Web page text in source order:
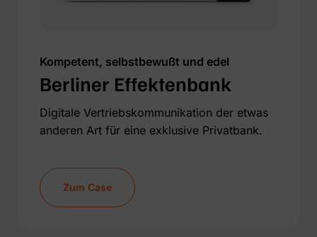
Kompetent, selbstbewußt und edel
Berliner Effektenbank
Digitale Vertriebskommunikation der etwas
anderen Art für eine exklusive Privatbank.
Zum Case